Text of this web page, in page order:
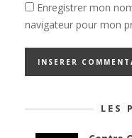
Enregistrer mon
navigateur pour mon
LES